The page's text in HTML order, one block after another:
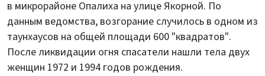
в микрорайоне Опалиха на улице Якорной. По
данным ведомства, возгорание случилось в одном из
таунхаусов на общей площади 600 "квадратов".
После ликвидации огня спасатели нашли тела двух
женщин 1972 и 1994 годов рождения.